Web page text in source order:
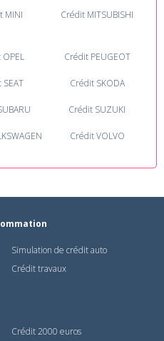
MINI Crédit MITSUBISHI
Crédit PEUGEOT
Crédit SKODA
Crédit SUZUKI
Crédit VOLVO
Simulation de crédit auto
Crédit travaux
Crédit 2000 euros